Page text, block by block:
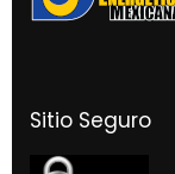
Sitio Seguro